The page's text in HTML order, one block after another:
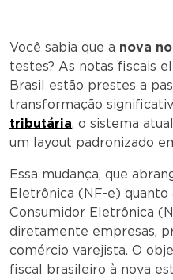
Você sabia que a nova
testes? As notas fiscais
Brasil estão prestes a
transformação
tributária, o sistema
um layout padronizado
Essa mudança, que
Eletrônica (NF-e) quanto
Consumidor Eletrônica
diretamente empresas,
comércio varejista. O
fiscal brasileiro à nova